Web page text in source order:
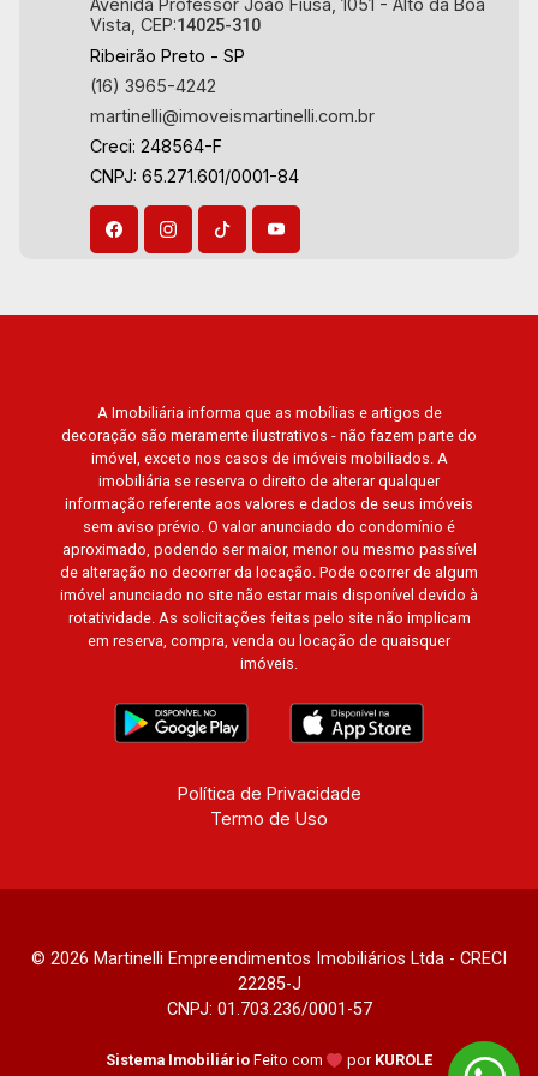
24
Avenida Professor João Fiúsa, 1051 - Alto da Boa
Vista, CEP:14025-310
Ribeirão Preto - SP
(16) 3965-4242
martinelli@imoveismartinelli.com.br
Creci: 248564-F
CNPJ: 65.271.601/0001-84
A Imobiliária informa que as mobílias e artigos de
decoração são meramente ilustrativos - não fazem parte do
imóvel, exceto nos casos de imóveis mobiliados. A
imobiliária se reserva o direito de alterar qualquer
informação referente aos valores e dados de seus imóveis
sem aviso prévio. O valor anunciado do condomínio é
aproximado, podendo ser maior, menor ou mesmo passível
de alteração no decorrer da locação. Pode ocorrer de algum
imóvel anunciado no site não estar mais disponível devido à
rotatividade. As solicitações feitas pelo site não implicam
em reserva, compra, venda ou locação de quaisquer
imóveis.
Política de Privacidade
Termo de Uso
© 2026 Martinelli Empreendimentos Imobiliários Ltda - CRECI
22285-J
CNPJ: 01.703.236/0001-57
Sistema Imobiliário Feito com por KUROLE